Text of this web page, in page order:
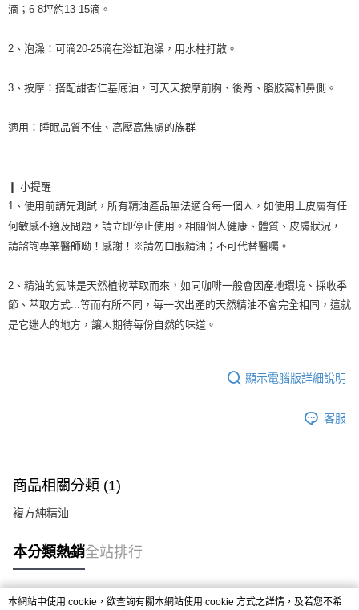
滴；6-8坪約13-15滴。
2、泡澡：可滴20-25滴在浴缸泡澡，用水柱打散。
3、按摩：搭配甜杏仁基底油，可天天按摩前胸、後背、胳肢窩和鼻側。
適用：睡眠品質不佳、高壓高焦慮的族群
❙ 小提醒
1、使用前請先測試，所有精油產品無法適合每一個人，如使用上皮膚有任
何敏感不適及問題，請立即停止使用。相關個人健康、體質、皮膚狀況，
請諮詢專業醫師呦！感謝！※請勿口服精油；不可代替醫囑。
2、精油的氣味是天然植物萃取而來，如同咖啡一般會因產地環境、採收季
節、萃取方式...等而有所不同，每一次出產的天然精油不會完全相同，這就
是它迷人的地方，讓人期待每份自然的味道。
顯示電腦版詳細說明
客服
商品相關分類 (1)
複方純精油
本分類熱銷全站排行
本網站中使用 cookie，欲查詢有關本網站使用 cookie 方式之詳情，及若您不希